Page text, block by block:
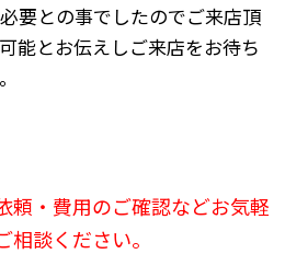
要との事でしたのでご来店頂
能とお伝えしご来店をお待ち
頼・費用のご確認などお気軽
相談ください。